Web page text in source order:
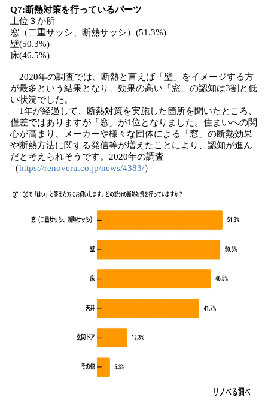
Q7:断熱対策を行っているパーツ
上位３か所
窓（二重サッシ、断熱サッシ）(51.3%)
壁(50.3%)
床(46.5%)
2020年の調査では、断熱と言えば「壁」をイメージする方
が最多という結果となり、効果の高い「窓」の認知は3割と低
い状況でした。
1年が経過して、断熱対策を実施した箇所を聞いたところ、
僅差ではありますが「窓」が1位となりました。住まいへの関
心が高まり、メーカーや様々な団体による「窓」の断熱効果
や断熱方法に関する発信等が増えたことにより、認知が進ん
だと考えられそうです。2020年の調査
（https://renoveru.co.jp/news/4383/）